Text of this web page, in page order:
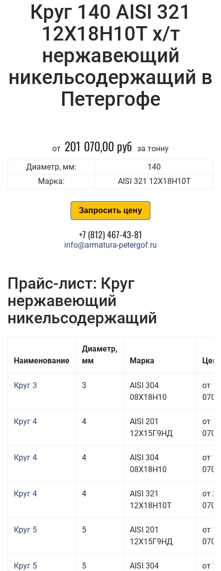
Круг 140 AISI 321
12Х18Н10Т х/т
нержавеющий
никельсодержащий в
Петергофе
от 201 070,00 руб за тонну
Диаметр, мм:
140
Марка:
AISI 321 12Х18Н10Т
Запросить цену
+7 (812) 467-43-81
info@armatura-petergof.ru
Прайс-лист: Круг
нержавеющий
никельсодержащий
Наименование
Диаметр,
мм
Марка
Круг 3 3
AISI 304
08Х18Н10
от
Круг 4 4
AISI 201
12Х15Г9НД
от
Круг 4 4
AISI 304
08Х18Н10
от
Круг 4 4
AISI 321
12Х18Н10Т
от
Круг 5 5
AISI 201
12Х15Г9НД
от
Круг 5 5
AISI 304
от